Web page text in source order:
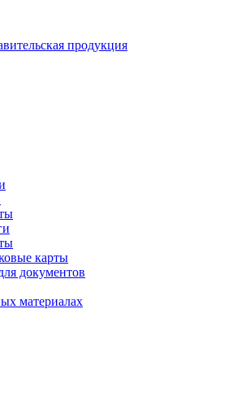
продукция
карты
документов
материалах